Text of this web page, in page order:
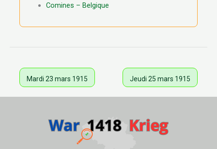
Comines – Belgique
Mardi 23 mars 1915 Jeudi 25 mars 1915